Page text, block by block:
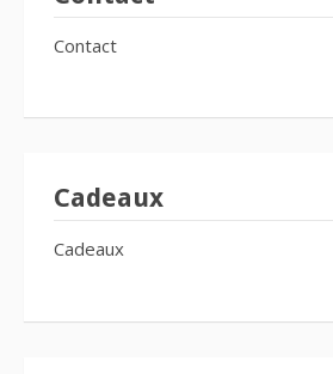
Contact
Cadeaux
Cadeaux